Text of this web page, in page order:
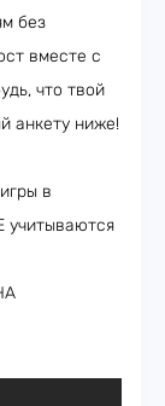
без
вместе с
что твой
анкету ниже!
в
учитываются